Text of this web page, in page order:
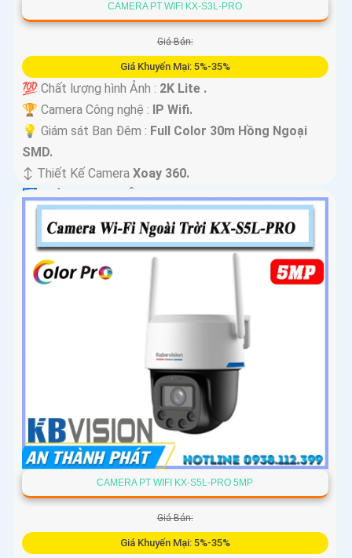
CAMERA PT WIFI KX-S3L-PRO
Giá Bán:
Giá Khuyến Mại: 5%-35%
💯 Chất lượng hình Ảnh : 2K Lite .
🏆 Camera Công nghệ : IP Wifi.
💡 Giám sát Ban Đêm : Full Color 30m Hồng Ngoại
SMD.
↕️ Thiết Kế Camera Xoay 360.
️🛃 Khả Năng :Thu Âm.
CAMERA PT WIFI KX-S5L-PRO 5MP
Giá Bán:
Giá Khuyến Mại: 5%-35%